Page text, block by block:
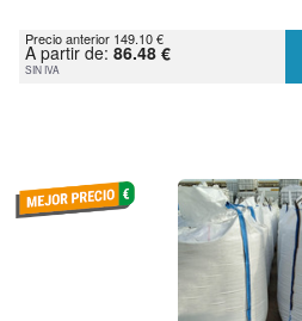
Precio anterior 149.10 €
A partir de: 86.48 €
SIN IVA